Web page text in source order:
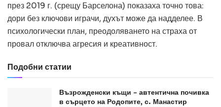
през 2019 г. (срещу Барселона) показаха точно това:
дори без ключови играчи, духът може да надделее. В
психологически план, преодоляването на страха от
провал отключва агресия и креативност.
Подобни статии
Възрожденски къщи – автентична почивка
в сърцето на Родопите, с. Манастир